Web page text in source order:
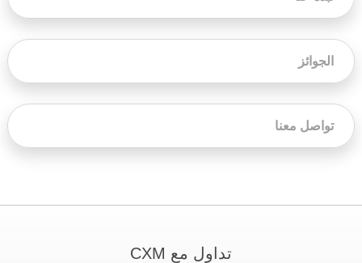
الجوائز
تواصل معنا
تداول مع CXM